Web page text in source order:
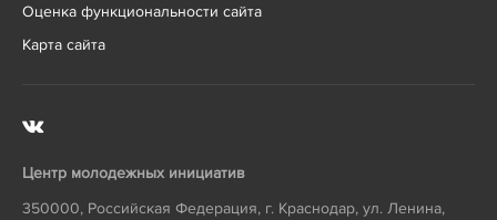
Оценка функциональности сайта
Карта сайта
Центр молодежных инициатив
350000, Российская Федерация, г. Краснодар, ул. Ленина,